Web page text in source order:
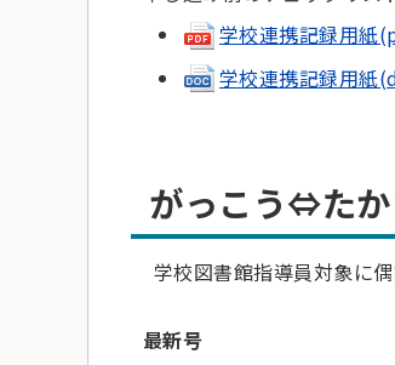
学校連携記録用紙
学校連携記録用紙
がっこう⇔た
学校図書館指導員対象に
最新号